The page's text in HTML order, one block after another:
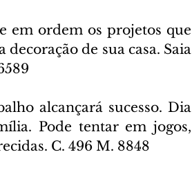
em ordem os projetos que
de sua casa. Saia
alcançará sucesso. Dia
Pode tentar em jogos,
C. 496 M. 8848